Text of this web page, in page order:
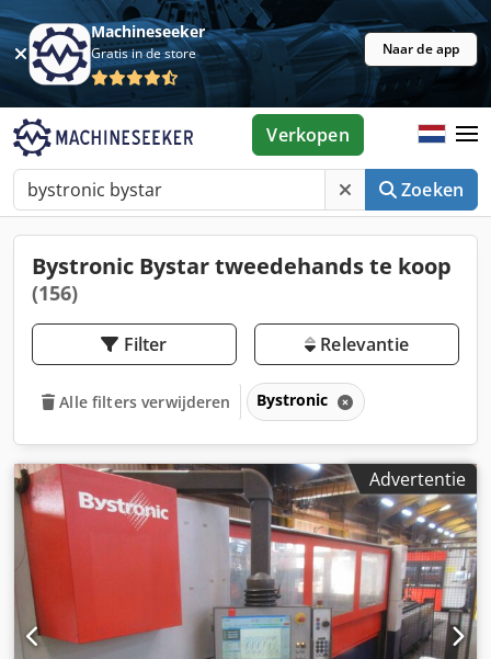
Machineseeker
Gratis in de store Naar de app
Zoeken
Verkopen
Bystronic Bystar tweedehands te koop
(156)
Filter Relevantie
Alle filters verwijderen Bystronic
Advertentie